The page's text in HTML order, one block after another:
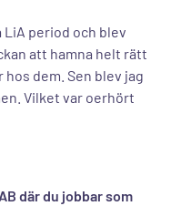
period och blev
att hamna helt rätt
dem. Sen blev jag
Vilket var oerhört
där du jobbar som